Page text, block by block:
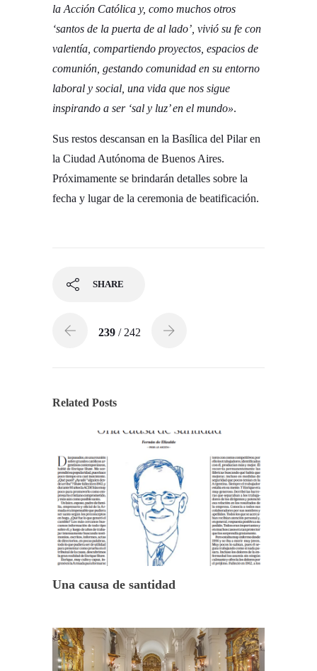
la Acción Católica y, como muchos otros
‘santos de la puerta de al lado’, vivió su fe con
valentía, compartiendo proyectos, espacios de
comunión, gestando comunidad en su entorno
laboral y social, una vida que nos sigue
inspirando a ser ‘sal y luz’ en el mundo».
Sus restos descansan en la Basílica del Pilar en
la Ciudad Autónoma de Buenos Aires.
Próximamente se brindarán detalles sobre la
fecha y lugar de la ceremonia de beatificación.
SHARE
239 / 242
Related Posts
Una causa de santidad